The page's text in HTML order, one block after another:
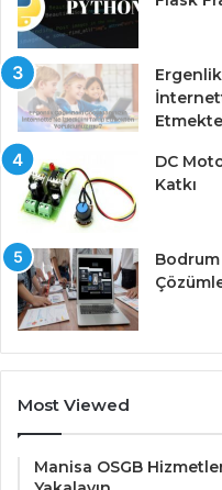
Ergenlik
DC
Katkı
Bodrum
Most Viewed
Manisa OSGB